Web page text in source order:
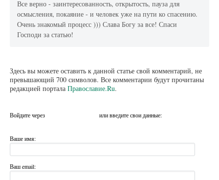
Все верно - заинтересованность, открытость, пауза для
осмысления, покаяние - и человек уже на пути ко спасению.
Очень знакомый процесс ))) Слава Богу за все! Спаси
Господи за статью!
Здесь вы можете оставить к данной статье свой комментарий, не
превышающий 700 символов. Все комментарии будут прочитаны
редакцией портала Православие.Ru.
Войдите через или введите свои данные:
Ваше имя:
Ваш email: